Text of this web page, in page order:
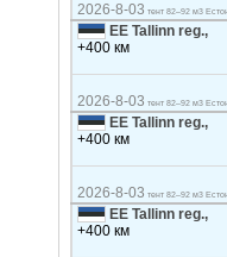
2026-8-03 тент 82–92 м3
EE Tallinn reg.,
+400 км
2026-8-03 тент 82–92 м3
EE Tallinn reg.,
+400 км
2026-8-03 тент 82–92 м3
EE Tallinn reg.,
+400 км